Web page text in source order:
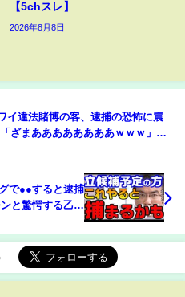
【5chスレ】
2026年8月8日
イ違法賭博の客、逮捕の恐怖に震
ざまああああああああｗｗｗ」
で●●すると逮捕
と驚愕する乙武